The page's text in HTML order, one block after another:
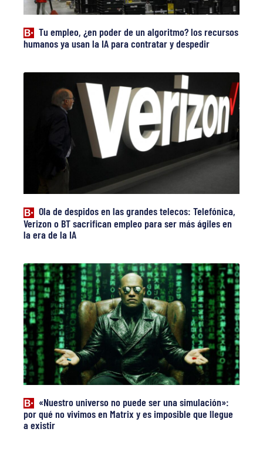
Tu empleo, ¿en poder de un algoritmo? los recursos
humanos ya usan la IA para contratar y despedir
Ola de despidos en las grandes telecos: Telefónica,
Verizon o BT sacrifican empleo para ser más ágiles en
la era de la IA
«Nuestro universo no puede ser una simulación»:
por qué no vivimos en Matrix y es imposible que llegue
a existir